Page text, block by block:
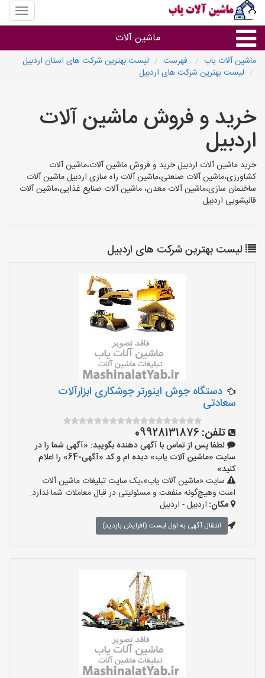
منوی
سایت
آلات
ماشین آلات
ماشین آلات
سایر گروه ها
ماشین آلات یاب فهرست
لیست بهترین شرکت های استان اردبیل
لیست بهترین شرکت های اردبیل
خرید و فروش ماشین آلات
اردبیل
خرید ماشین آلات اردبیل خرید و فروش ماشین آلات،ماشین آلات
کشاورزی،ماشین آلات صنعتی،ماشین آلات راه سازی اردبیل ماشین آلات
ساختمان سازی،ماشین آلات معدن، ماشین آلات صنایع غذایی،ماشین آلات
قالیشویی اردبیل
لیست بهترین شرکت های اردبیل
دستگاه جوش اینورتر جوشکاری ابزارآلات
سعادتی
تلفن: 09928131876
لطفا پس از تماس با آگهی دهنده بگویید: «آگهی شما را در
سایت «ماشین آلات یاب» دیده ام و کد «آگهی-64» را اعلام
کنید»
سایت «ماشین آلات یاب»،یک سایت تبلیغات ماشین آلات
است وهیچ‌گونه منفعت و مسئولیتی در قبال معاملات شما ندارد.
مکان: اردبیل - اردبیل
انتقال آگهی به اول لیست (افزایش بازدید)